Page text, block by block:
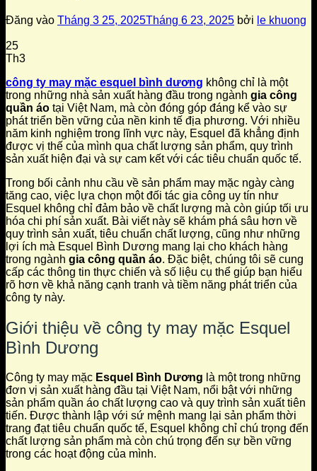
Đăng vào Tháng 3 25, 2025Tháng 6 23, 2025 bởi le khuong
25
Th3
công ty may mặc esquel bình dương không chỉ là một
trong những nhà sản xuất hàng đầu trong ngành gia công
quần áo tại Việt Nam, mà còn đóng góp đáng kể vào sự
phát triển bền vững của nền kinh tế địa phương. Với nhiều
năm kinh nghiệm trong lĩnh vực này, Esquel đã khẳng định
được vị thế của mình qua chất lượng sản phẩm, quy trình
sản xuất hiện đại và sự cam kết với các tiêu chuẩn quốc tế.
Trong bối cảnh nhu cầu về sản phẩm may mặc ngày càng
tăng cao, việc lựa chọn một đối tác gia công uy tín như
Esquel không chỉ đảm bảo về chất lượng mà còn giúp tối ưu
hóa chi phí sản xuất. Bài viết này sẽ khám phá sâu hơn về
quy trình sản xuất, tiêu chuẩn chất lượng, cũng như những
lợi ích mà Esquel Bình Dương mang lại cho khách hàng
trong ngành gia công quần áo. Đặc biệt, chúng tôi sẽ cung
cấp các thông tin thực chiến và số liệu cụ thể giúp bạn hiểu
rõ hơn về khả năng cạnh tranh và tiềm năng phát triển của
công ty này.
Giới thiệu về công ty may mặc Esquel
Bình Dương
Công ty may mặc Esquel Bình Dương là một trong những
đơn vị sản xuất hàng đầu tại Việt Nam, nổi bật với những
sản phẩm quần áo chất lượng cao và quy trình sản xuất tiên
tiến. Được thành lập với sứ mệnh mang lại sản phẩm thời
trang đạt tiêu chuẩn quốc tế, Esquel không chỉ chú trọng đến
chất lượng sản phẩm mà còn chú trọng đến sự bền vững
trong các hoạt động của mình.